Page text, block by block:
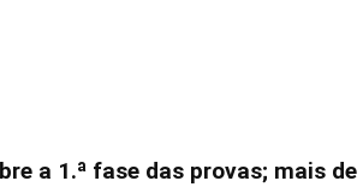
a 1.ª fase das provas; mais